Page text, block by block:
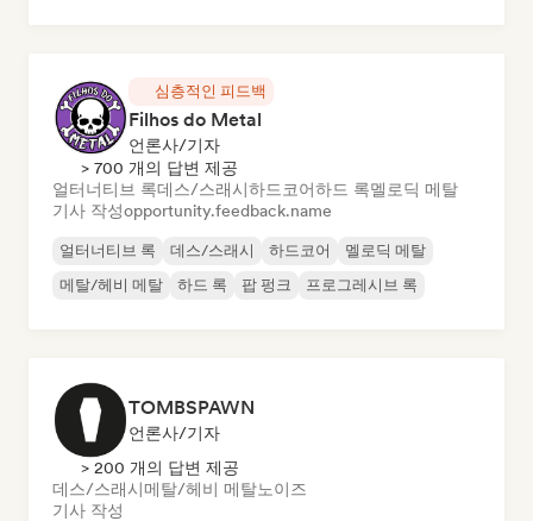
심층적인 피드백
Filhos do Metal
언론사/기자
> 700 개의 답변 제공
얼터너티브 록데스/스래시하드코어하드 록멜로딕 메탈
기사 작성opportunity.feedback.name
얼터너티브 록 데스/스래시 하드코어
멜로딕 메탈
메탈/헤비 메탈
하드 록 팝 펑크 프로그레시브 록
TOMBSPAWN
언론사/기자
> 200 개의 답변 제공
데스/스래시메탈/헤비 메탈노이즈
기사 작성